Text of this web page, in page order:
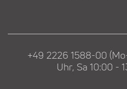
+49 2226 1588-00
Uhr, Sa 10:00 -